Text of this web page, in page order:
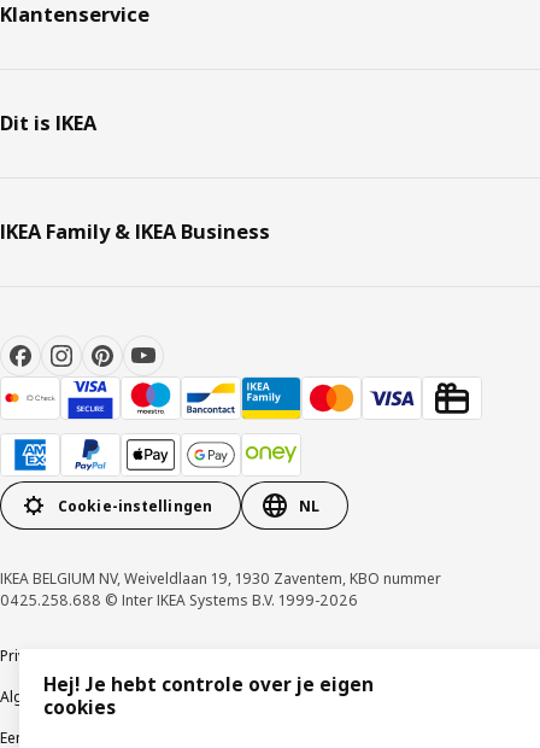
Klantenservice
Dit is IKEA
IKEA Family & IKEA Business
Cookie-instellingen NL
IKEA BELGIUM NV, Weiveldlaan 19, 1930 Zaventem, KBO nummer
0425.258.688 © Inter IKEA Systems B.V. 1999-2026
Privacybeleid
Algemene contractvoorwaardenResponsible Disclosure Program
Een etische bezorgdheid uiten
Hej! Je hebt controle over je eigen
cookies